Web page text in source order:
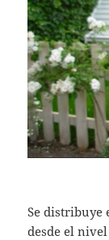
Se distribuye
desde el